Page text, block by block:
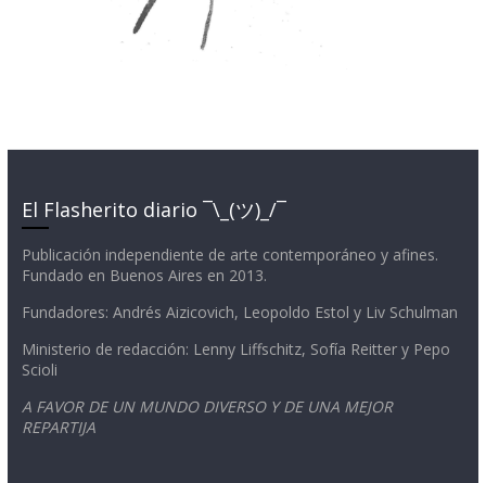
El Flasherito diario ¯\_(ツ)_/¯
Publicación independiente de arte contemporáneo y afines.
Fundado en Buenos Aires en 2013.
Fundadores: Andrés Aizicovich, Leopoldo Estol y Liv Schulman
Ministerio de redacción: Lenny Liffschitz, Sofía Reitter y Pepo
Scioli
A FAVOR DE UN MUNDO DIVERSO Y DE UNA MEJOR
REPARTIJA